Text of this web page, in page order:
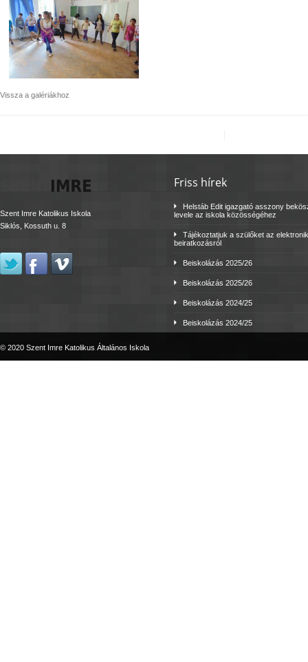
Vissza a galériákhoz
Szent Imre Katolikus Iskola
Siklós, Kossuth u. 8
Friss hírek
Helstáb Edit igazgató asszony
levele az iskola közösségéhez
Tájékoztatjuk a szülőket az
beiratkozásról
Beiskolázás 2025/26
Beiskolázás 2025/26
Beiskolázás 2024/25
Beiskolázás 2024/25
© 2020 Szent Imre Katolikus Általános Iskola